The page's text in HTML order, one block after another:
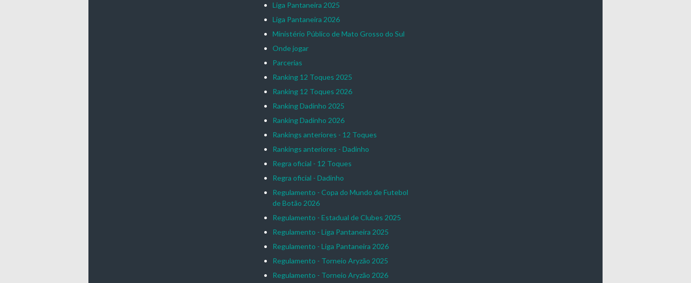
Liga Pantaneira 2025
Liga Pantaneira 2026
Ministério Público de Mato Grosso do Sul
Onde jogar
Parcerias
Ranking 12 Toques 2025
Ranking 12 Toques 2026
Ranking Dadinho 2025
Ranking Dadinho 2026
Rankings anteriores - 12 Toques
Rankings anteriores - Dadinho
Regra oficial - 12 Toques
Regra oficial - Dadinho
Regulamento - Copa do Mundo de Futebol
de Botão 2026
Regulamento - Estadual de Clubes 2025
Regulamento - Liga Pantaneira 2025
Regulamento - Liga Pantaneira 2026
Regulamento - Torneio Aryzão 2025
Regulamento - Torneio Aryzão 2026